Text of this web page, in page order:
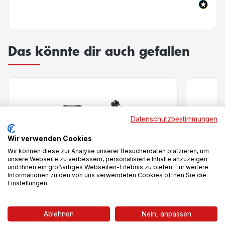
Das könnte dir auch gefallen
Vergleich
Datenschutzbestimmungen
Wir verwenden Cookies
Wir können diese zur Analyse unserer Besucherdaten platzieren, um
unsere Webseite zu verbessern, personalisierte Inhalte anzuzeigen
und Ihnen ein großartiges Webseiten-Erlebnis zu bieten. Für weitere
Informationen zu den von uns verwendeten Cookies öffnen Sie die
Einstellungen.
Ablehnen Nein, anpassen